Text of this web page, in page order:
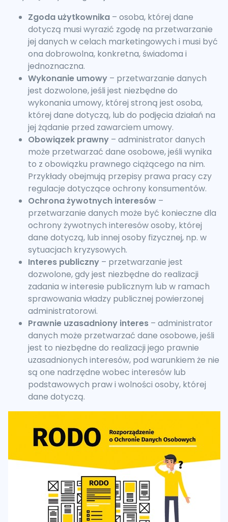
Zgoda użytkownika – osoba, której dane
dotyczą musi wyrazić zgodę na przetwarzanie
jej danych w celach marketingowych i musi być
ona dobrowolna, konkretna, świadoma i
jednoznaczna.
Wykonanie umowy – przetwarzanie danych
jest dozwolone, jeśli jest niezbędne do
wykonania umowy, której stroną jest osoba,
której dane dotyczą, lub do podjęcia działań na
jej żądanie przed zawarciem umowy.
Obowiązek prawny – administrator danych
może przetwarzać dane osobowe, jeśli wynika
to z obowiązku prawnego ciążącego na nim.
Przykłady obejmują przepisy prawa pracy czy
regulacje dotyczące ochrony konsumentów.
Ochrona żywotnych interesów –
przetwarzanie danych może być konieczne dla
ochrony żywotnych interesów osoby, której
dane dotyczą, lub innej osoby fizycznej, np. w
sytuacjach kryzysowych.
Interes publiczny – przetwarzanie jest
dozwolone, gdy jest niezbędne do realizacji
zadania w interesie publicznym lub w ramach
sprawowania władzy publicznej powierzonej
administratorowi.
Prawnie uzasadniony interes – administrator
danych może przetwarzać dane osobowe, jeśli
jest to niezbędne do realizacji jego prawnie
uzasadnionych interesów, pod warunkiem że nie
są one nadrzędne wobec interesów lub
podstawowych praw i wolności osoby, której
dane dotyczą.